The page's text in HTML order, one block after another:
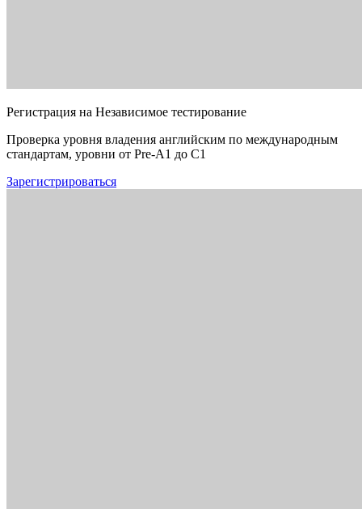
Регистрация на Независимое тестирование
Проверка уровня владения английским по международным
стандартам, уровни от Pre-A1 до C1
Зарегистрироваться